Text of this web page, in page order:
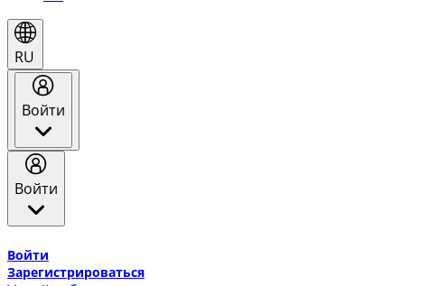
RU
Войти
Войти
Войти
Зарегистрироваться